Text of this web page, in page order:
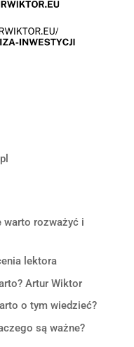
warto rozważyć i
lektora
Artur Wiktor
o tym wiedzieć?
są ważne?